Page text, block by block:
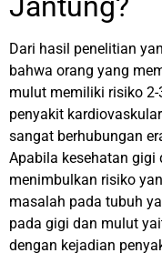
Dari hasil penelitian
bahwa orang yang
mulut memiliki risiko
penyakit
sangat berhubungan
Apabila kesehatan
menimbulkan risiko
masalah pada tubuh
pada gigi dan mulut
dengan kejadian